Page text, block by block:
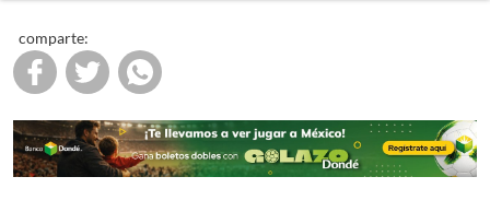
comparte: